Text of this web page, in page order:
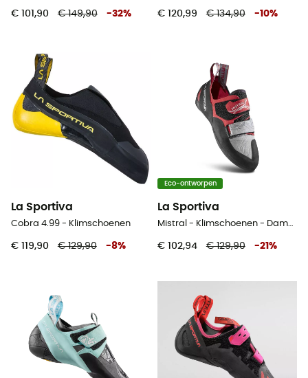
€ 101,90 € 149,90 -32% € 120,99 € 134,90 -10%
La Sportiva
Cobra 4.99 - Klimschoenen
€ 119,90 € 129,90 -8%
Eco-ontworpen
La Sportiva
Mistral - Klimschoenen - Dames
€ 102,94 € 129,90 -21 %